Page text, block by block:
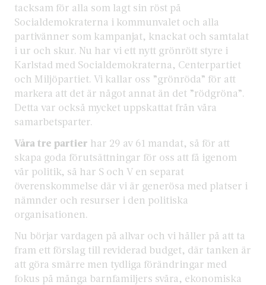
tacksam för alla som lagt sin röst på
Socialdemokraterna i kommunvalet och alla
partivänner som kampanjat, knackat och samtalat
i ur och skur. Nu har vi ett nytt grönrött styre i
Karlstad med Socialdemokraterna, Centerpartiet
och Miljöpartiet. Vi kallar oss ”grönröda” för att
markera att det är något annat än det ”rödgröna”.
Detta var också mycket uppskattat från våra
samarbetsparter.
Våra tre partier har 29 av 61 mandat, så för att
skapa goda förutsättningar för oss att få igenom
vår politik, så har S och V en separat
överenskommelse där vi är generösa med platser i
nämnder och resurser i den politiska
organisationen.
Nu börjar vardagen på allvar och vi håller på att ta
fram ett förslag till reviderad budget, där tanken är
att göra smärre men tydliga förändringar med
fokus på många barnfamiljers svåra, ekonomiska